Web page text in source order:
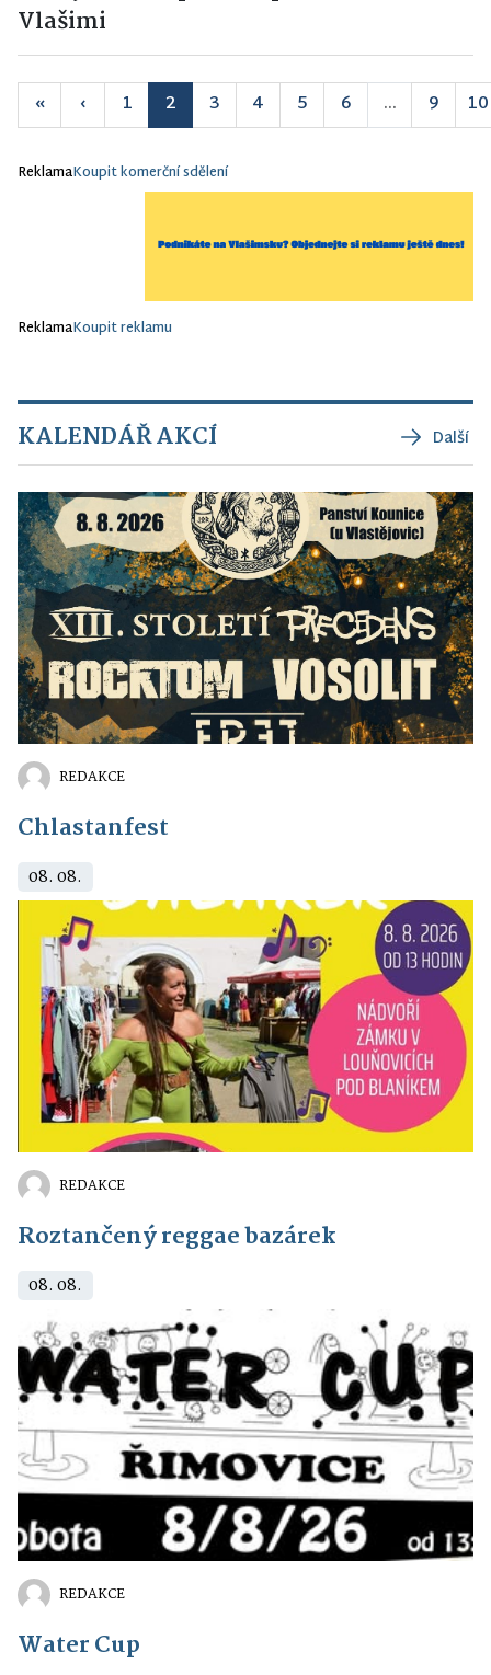
Vlašimi
« ‹ 1 2 3 4 5 6 ... 9 10
ReklamaKoupit komerční sdělení
ReklamaKoupit reklamu
KALENDÁŘ AKCÍ Další
REDAKCE
Chlastanfest
08. 08.
REDAKCE
Roztančený reggae bazárek
08. 08.
REDAKCE
Water Cup